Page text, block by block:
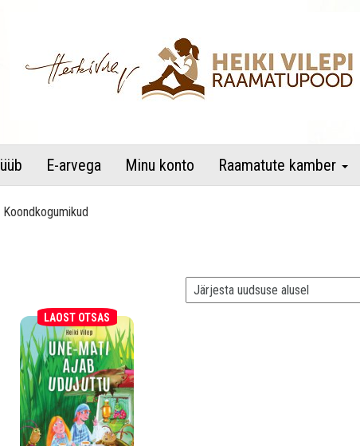
E-arvega Minu konto Raamatute kamber
LAOST OTSAS